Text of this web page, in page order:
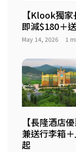
【Klook獨
即減$180＋
May 14, 2026 1
【長隆酒店
兼送行李箱
起